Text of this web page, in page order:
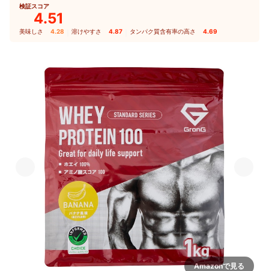
検証スコア
4.51
美味しさ 4.28 溶けやすさ 4.87 タンパク質含有率の高さ 4.69
Amazonで見る